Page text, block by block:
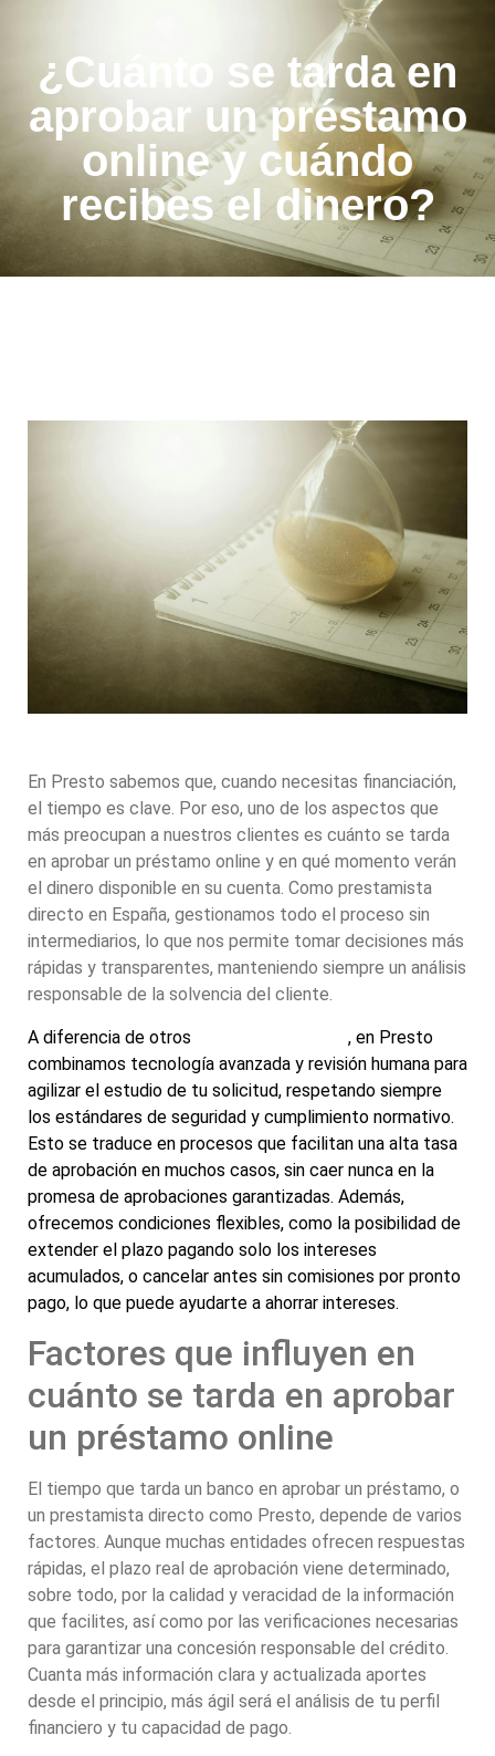
¿Cuánto se tarda en
aprobar un préstamo
online y cuándo
recibes el dinero?
En Presto sabemos que, cuando necesitas financiación,
el tiempo es clave. Por eso, uno de los aspectos que
más preocupan a nuestros clientes es cuánto se tarda
en aprobar un préstamo online y en qué momento verán
el dinero disponible en su cuenta. Como prestamista
directo en España, gestionamos todo el proceso sin
intermediarios, lo que nos permite tomar decisiones más
rápidas y transparentes, manteniendo siempre un análisis
responsable de la solvencia del cliente.
A diferencia de otros
, en Presto
combinamos tecnología avanzada y revisión humana para
agilizar el estudio de tu solicitud, respetando siempre
los estándares de seguridad y cumplimiento normativo.
Esto se traduce en procesos que facilitan una alta tasa
de aprobación en muchos casos, sin caer nunca en la
promesa de aprobaciones garantizadas. Además,
ofrecemos condiciones flexibles, como la posibilidad de
extender el plazo pagando solo los intereses
acumulados, o cancelar antes sin comisiones por pronto
pago, lo que puede ayudarte a ahorrar intereses.
Factores que influyen en
cuánto se tarda en aprobar
un préstamo online
El tiempo que tarda un banco en aprobar un préstamo, o
un prestamista directo como Presto, depende de varios
factores. Aunque muchas entidades ofrecen respuestas
rápidas, el plazo real de aprobación viene determinado,
sobre todo, por la calidad y veracidad de la información
que facilites, así como por las verificaciones necesarias
para garantizar una concesión responsable del crédito.
Cuanta más información clara y actualizada aportes
desde el principio, más ágil será el análisis de tu perfil
financiero y tu capacidad de pago.